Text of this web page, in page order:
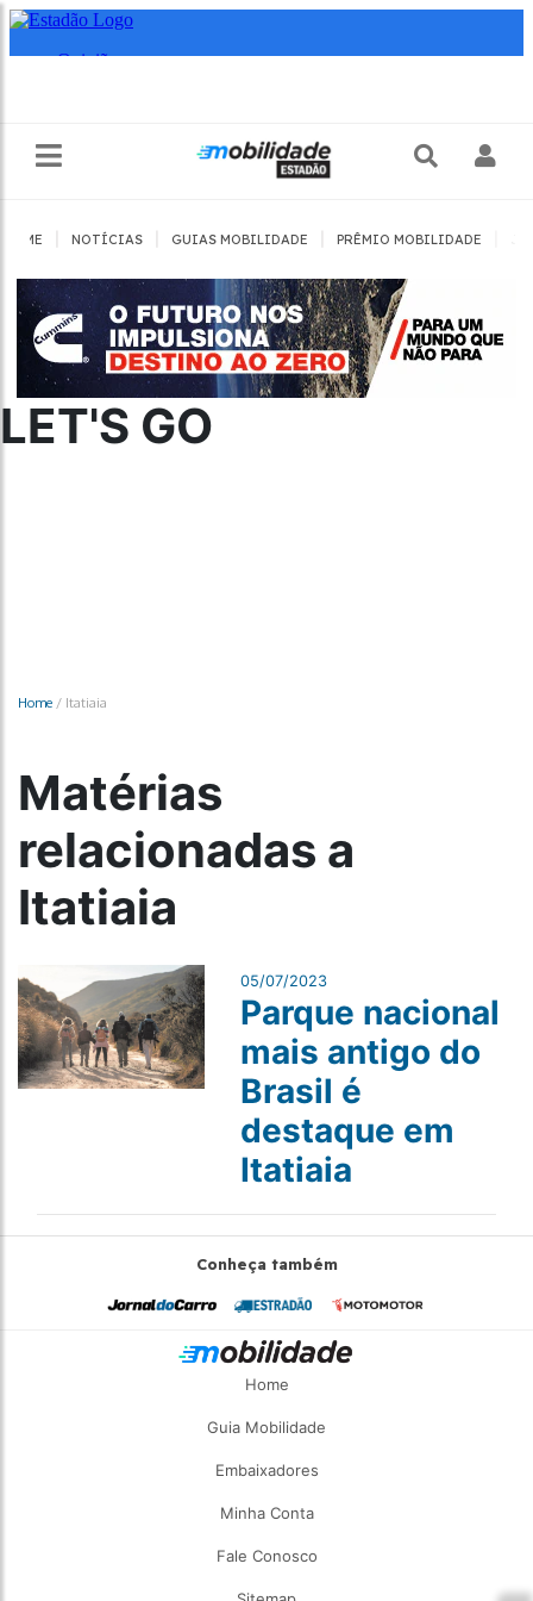
HOME NOTÍCIAS GUIAS MOBILIDADE PRÊMIO MOBILIDADE
LET'S GO
Home / Itatiaia
Matérias
relacionadas a
Itatiaia
05/07/2023
Parque nacional
mais antigo do
Brasil é
destaque em
Itatiaia
Conheça também
Home
Guia Mobilidade
Embaixadores
Minha Conta
Fale Conosco